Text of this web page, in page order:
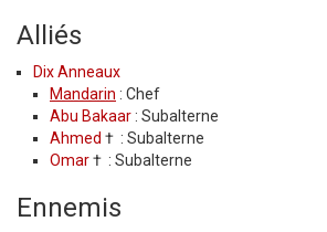
Alliés
Dix Anneaux
Mandarin : Chef
Abu Bakaar : Subalterne
Ahmed † : Subalterne
Omar† : Subalterne
Ennemis